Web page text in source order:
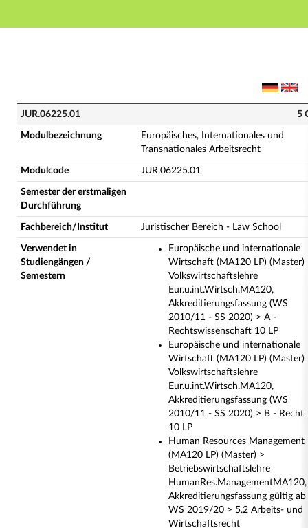
Hauptnavigation
JUR.06225.01 - Europäisches, Internationales und
JUR.06225.01 5
Modulbezeichnung
Europäisches, Internationales und
Transnationales Arbeitsrecht
Modulcode JUR.06225.01
Semester der erstmaligen
Durchführung
Fachbereich/Institut Juristischer Bereich - Law School
Verwendet in
Studiengängen /
Semestern
Europäische und internationale
Wirtschaft (MA120 LP) (Master)
Volkswirtschaftslehre
Eur.u.int.Wirtsch.MA120,
Akkreditierungsfassung (WS
2010/11 - SS 2020) > A -
Rechtswissenschaft 10 LP
Europäische und internationale
Wirtschaft (MA120 LP) (Master)
Volkswirtschaftslehre
Eur.u.int.Wirtsch.MA120,
Akkreditierungsfassung (WS
2010/11 - SS 2020) > B - Recht
10 LP
Human Resources Management
(MA120 LP) (Master) >
Betriebswirtschaftslehre
HumanRes.ManagementMA120,
Akkreditierungsfassung gültig ab
WS 2019/20 > 5.2 Arbeits- und
Wirtschaftsrecht